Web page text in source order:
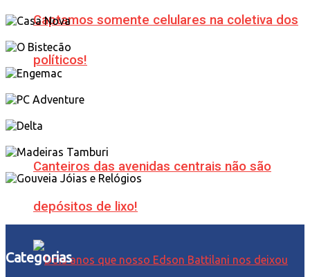
Captamos somente celulares na coletiva dos
políticos!
Canteiros das avenidas centrais não são
depósitos de lixo!
Categorias